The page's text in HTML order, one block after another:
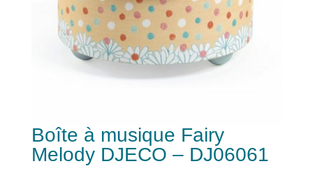
Boîte à musique Fairy
Melody DJECO – DJ06061